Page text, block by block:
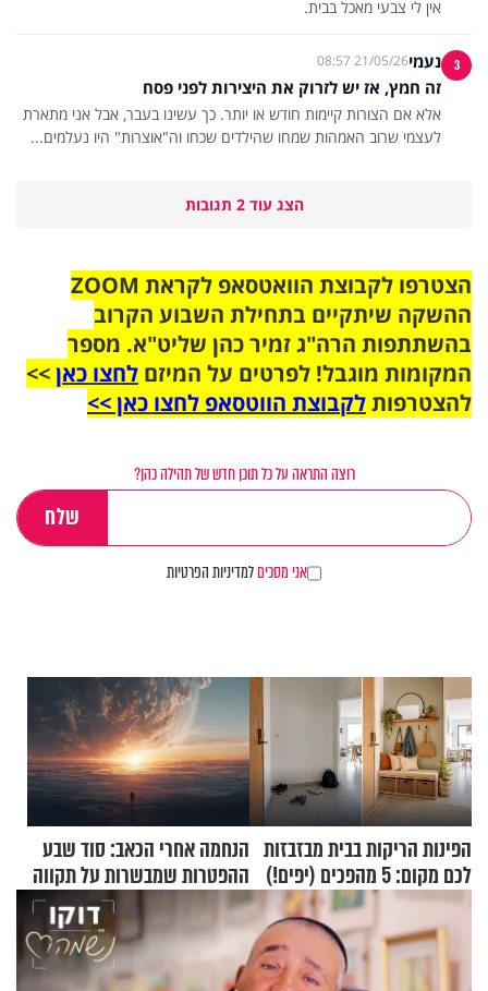
אין לי צבעי מאכל בבית.
3 נעמי21/05/26 08:57
זה חמץ, אז יש לזרוק את היצירות לפני פסח
אלא אם הצורות קיימות חודש או יותר. כך עשינו בעבר, אבל אני מתארת
לעצמי שרוב האמהות שמחו שהילדים שכחו וה"אוצרות" היו נעלמים...
הצג עוד 2 תגובות
הצטרפו לקבוצת הוואטסאפ לקראת ZOOM
ההשקה שיתקיים בתחילת השבוע הקרוב
בהשתתפות הרה"ג זמיר כהן שליט"א. מספר
המקומות מוגבל! לפרטים על המיזם לחצו כאן>>
להצטרפותלקבוצת הווטסאפ לחצו כאן >>
רוצה התראה על כל תוכן חדש של תהילה כהן?
אני מסכיםלמדיניות הפרטיות
הפינות הריקות בבית מבזבזות
לכם מקום: 5 מהפכים (יפים!)
שאפשר לעשות כבר היום
הנחמה אחרי הכאב: סוד שבע
ההפטרות שמבשרות על תקווה
וגאולה